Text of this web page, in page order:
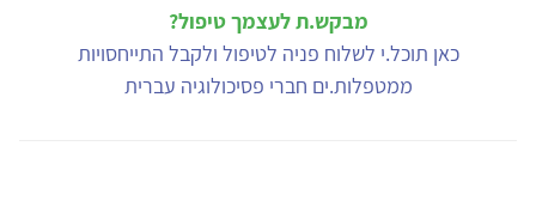
מבקש.ת לעצמך טיפול?
כאן תוכל.י לשלוח פניה לטיפול ולקבל התייחסויות
ממטפלות.ים חברי פסיכולוגיה עברית